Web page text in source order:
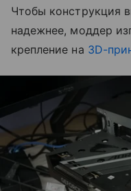
Чтобы конструкция
надежнее, моддер
крепление на 3D-